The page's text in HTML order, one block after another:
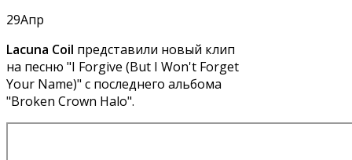
29Апр
Lacuna Coil представили новый клип
на песню "I Forgive (But I Won't Forget
Your Name)" с последнего альбома
"Broken Crown Halo".